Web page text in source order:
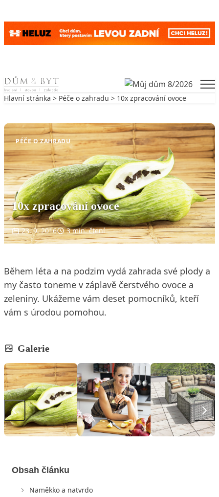
Skip to content
Hlavní stránka > Péče o zahradu > 10x zpracování ovoce
PÉČE O ZAHRADU
10x zpracování ovoce
23. 9. 2016 3 min. čtení
Během léta a na podzim vydá zahrada své plody a
my často toneme v záplavě čerstvého ovoce a
zeleniny. Ukážeme vám deset pomocníků, kteří
vám s úrodou pomohou.
Galerie
Obsah článku
Naměkko a natvrdo